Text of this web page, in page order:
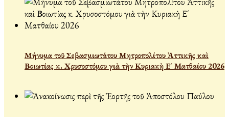
Μήνυμα τοῦ Σεβασμιωτάτου Μητροπολίτου Ἀττικῆς καὶ
Βοιωτίας κ. Χρυσοστόμου γιὰ τὴν Κυριακὴ Ε´ Ματθαίου 2026